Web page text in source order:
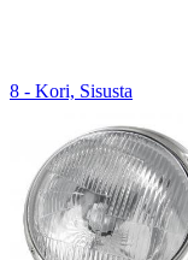
8 - Kori, Sisusta